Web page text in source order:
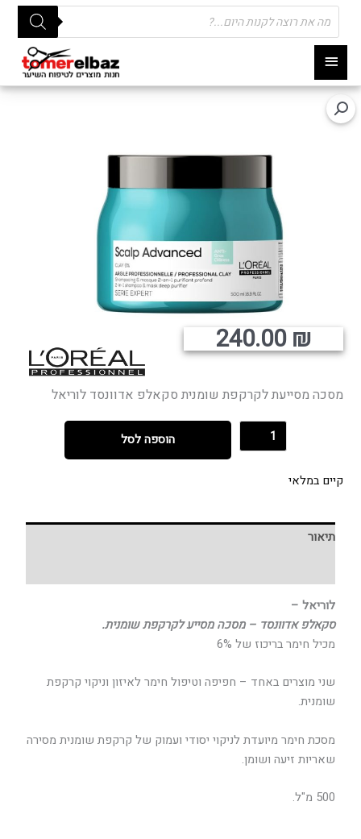
תפריט
ראשי
Products
search
מסכה מסייעת לקרקפת שומנית סקאלפ אדוונסד לוריאל
240.00₪
הוספה לסל
קיים במלאי
תיאור
לוריאל –
סקאלפ אדוונסד – מסכה מסייע לקרקפת שומנית.
מכיל חימר בריכוז של 6%
שני מוצרים באחד – חפיפה וטיפול חימר לאיזון וניקוי קרקפת
שומנית.
מסכת חימר מיועדת לניקוי יסודי ועמוק של קרקפת שומנית מסירה
שאריות זיעה ושומן.
500 מ"ל.